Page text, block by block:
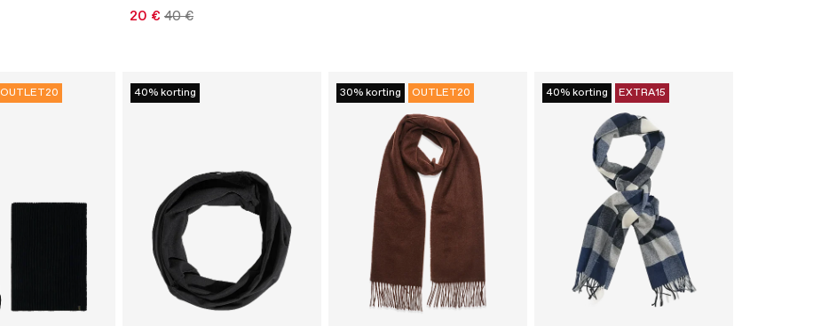
20 € 40 €
OUTLET20 40% korting 30% korting OUTLET20 40% korting EXTRA15